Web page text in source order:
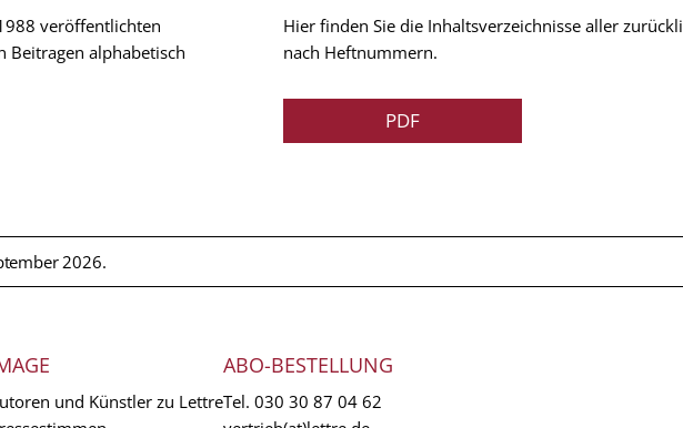
veröffentlichten
Beitragen alphabetisch
Hier finden Sie die Inhaltsverzeichnisse aller
nach Heftnummern.
PDF
2026.
und Künstler zu Lettre
ABO-BESTELLUNG
Tel. 030 30 87 04 62